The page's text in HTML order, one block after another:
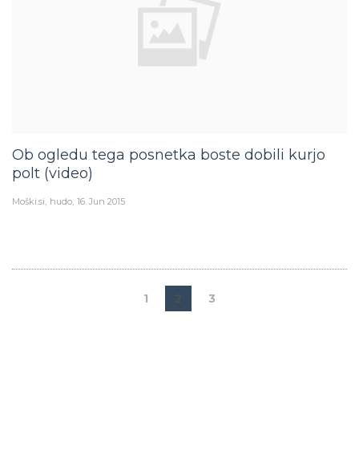
Ob ogledu tega posnetka boste dobili kurjo
polt (video)
Moški.si hudo 16. Jun 2015
1 2 3